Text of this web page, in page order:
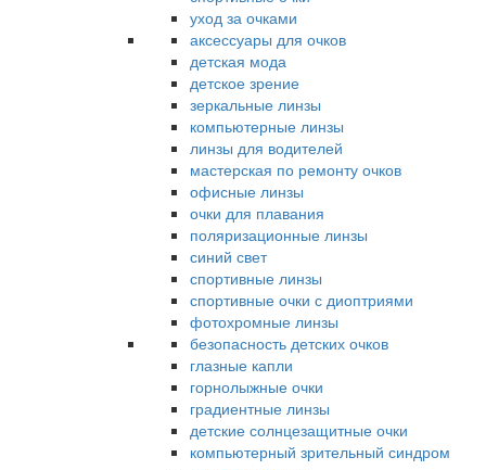
уход за очками
аксессуары для очков
детская мода
детское зрение
зеркальные линзы
компьютерные линзы
линзы для водителей
мастерская по ремонту очков
офисные линзы
очки для плавания
поляризационные линзы
синий свет
спортивные линзы
спортивные очки с диоптриями
фотохромные линзы
безопасность детских очков
глазные капли
горнолыжные очки
градиентные линзы
детские солнцезащитные очки
компьютерный зрительный синдром